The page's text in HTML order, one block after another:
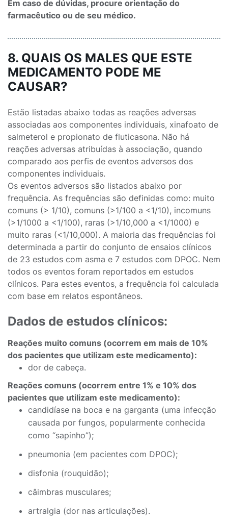
Em caso de dúvidas, procure orientação do
farmacêutico ou de seu médico.
8. QUAIS OS MALES QUE ESTE
MEDICAMENTO PODE ME
CAUSAR?
Estão listadas abaixo todas as reações adversas
associadas aos componentes individuais, xinafoato de
salmeterol e propionato de fluticasona. Não há
reações adversas atribuídas à associação, quando
comparado aos perfis de eventos adversos dos
componentes individuais.
Os eventos adversos são listados abaixo por
frequência. As frequências são definidas como: muito
comuns (> 1/10), comuns (>1/100 a <1/10), incomuns
(>1/1000 a <1/100), raras (>1/10,000 a <1/1000) e
muito raras (<1/10,000). A maioria das frequências foi
determinada a partir do conjunto de ensaios clínicos
de 23 estudos com asma e 7 estudos com DPOC. Nem
todos os eventos foram reportados em estudos
clínicos. Para estes eventos, a frequência foi calculada
com base em relatos espontâneos.
Dados de estudos clínicos:
Reações muito comuns (ocorrem em mais de 10%
dos pacientes que utilizam este medicamento):
dor de cabeça.
Reações comuns (ocorrem entre 1% e 10% dos
pacientes que utilizam este medicamento):
candidíase na boca e na garganta (uma infecção
causada por fungos, popularmente conhecida
como “sapinho”);
pneumonia (em pacientes com DPOC);
disfonia (rouquidão);
câimbras musculares;
artralgia (dor nas articulações).